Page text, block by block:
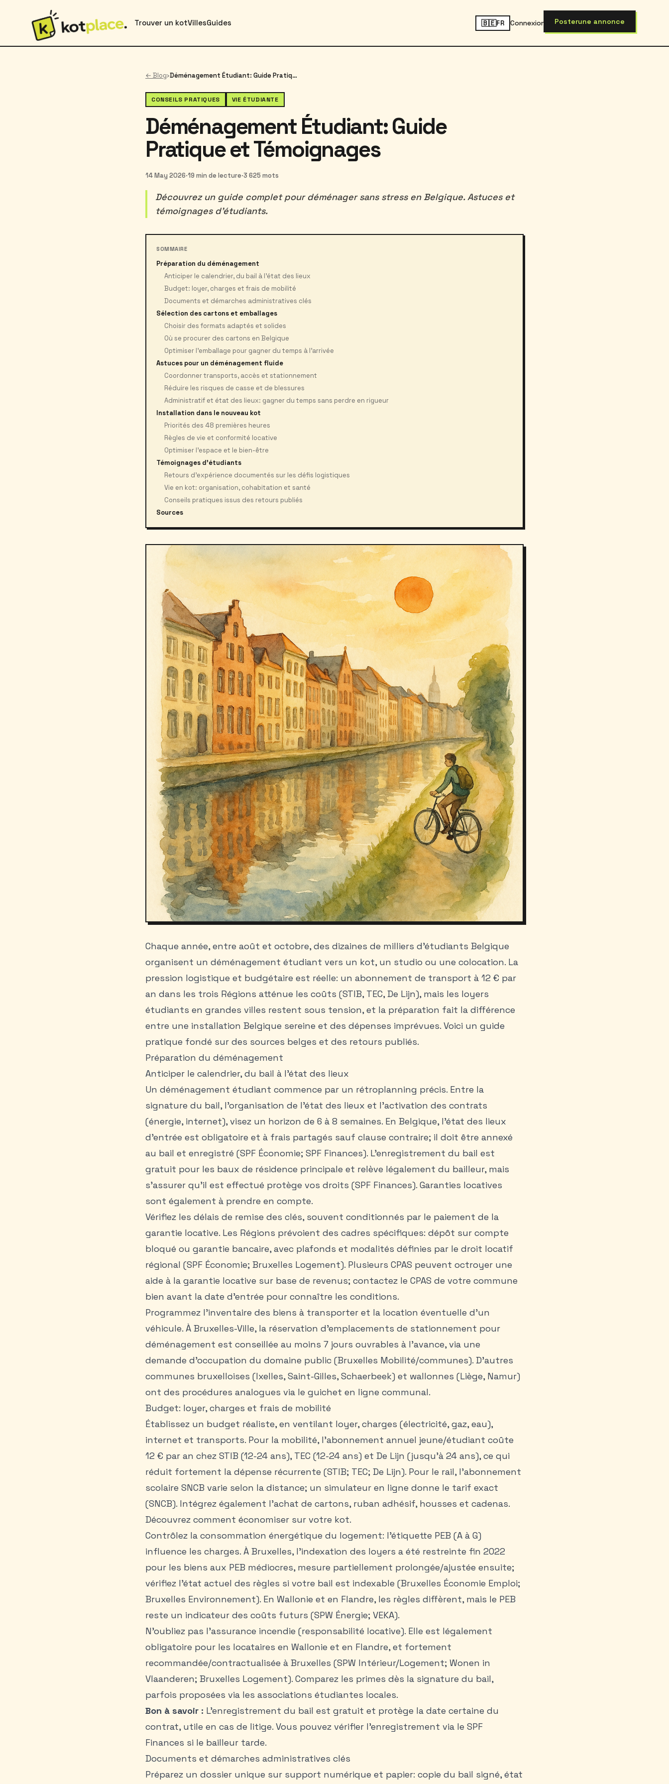
Trouver un kotVillesGuides 🇧🇪FR Connexion Posterune annonce
← Blog› Déménagement Étudiant: Guide Pratique et Témoignages
CONSEILS PRATIQUES VIE ÉTUDIANTE
Déménagement Étudiant: Guide
Pratique et Témoignages
14 May 2026·19 min de lecture·3 625 mots
Découvrez un guide complet pour déménager sans stress en Belgique. Astuces et
témoignages d'étudiants.
SOMMAIRE
Préparation du déménagement
Anticiper le calendrier, du bail à l’état des lieux
Budget: loyer, charges et frais de mobilité
Documents et démarches administratives clés
Sélection des cartons et emballages
Choisir des formats adaptés et solides
Où se procurer des cartons en Belgique
Optimiser l’emballage pour gagner du temps à l’arrivée
Astuces pour un déménagement fluide
Coordonner transports, accès et stationnement
Réduire les risques de casse et de blessures
Administratif et état des lieux: gagner du temps sans perdre en rigueur
Installation dans le nouveau kot
Priorités des 48 premières heures
Règles de vie et conformité locative
Optimiser l’espace et le bien-être
Témoignages d’étudiants
Retours d’expérience documentés sur les défis logistiques
Vie en kot: organisation, cohabitation et santé
Conseils pratiques issus des retours publiés
Sources
Chaque année, entre août et octobre, des dizaines de milliers d’étudiants Belgique
organisent un déménagement étudiant vers un kot, un studio ou une colocation. La
pression logistique et budgétaire est réelle: un abonnement de transport à 12 € par
an dans les trois Régions atténue les coûts (STIB, TEC, De Lijn), mais les loyers
étudiants en grandes villes restent sous tension, et la préparation fait la différence
entre une installation Belgique sereine et des dépenses imprévues. Voici un guide
pratique fondé sur des sources belges et des retours publiés.
Préparation du déménagement
Anticiper le calendrier, du bail à l’état des lieux
Un déménagement étudiant commence par un rétroplanning précis. Entre la
signature du bail, l’organisation de l’état des lieux et l’activation des contrats
(énergie, internet), visez un horizon de 6 à 8 semaines. En Belgique, l’état des lieux
d’entrée est obligatoire et à frais partagés sauf clause contraire; il doit être annexé
au bail et enregistré (SPF Économie; SPF Finances). L’enregistrement du bail est
gratuit pour les baux de résidence principale et relève légalement du bailleur, mais
s’assurer qu’il est effectué protège vos droits (SPF Finances). Garanties locatives
sont également à prendre en compte.
Vérifiez les délais de remise des clés, souvent conditionnés par le paiement de la
garantie locative. Les Régions prévoient des cadres spécifiques: dépôt sur compte
bloqué ou garantie bancaire, avec plafonds et modalités définies par le droit locatif
régional (SPF Économie; Bruxelles Logement). Plusieurs CPAS peuvent octroyer une
aide à la garantie locative sur base de revenus; contactez le CPAS de votre commune
bien avant la date d’entrée pour connaître les conditions.
Programmez l’inventaire des biens à transporter et la location éventuelle d’un
véhicule. À Bruxelles-Ville, la réservation d’emplacements de stationnement pour
déménagement est conseillée au moins 7 jours ouvrables à l’avance, via une
demande d’occupation du domaine public (Bruxelles Mobilité/communes). D’autres
communes bruxelloises (Ixelles, Saint-Gilles, Schaerbeek) et wallonnes (Liège, Namur)
ont des procédures analogues via le guichet en ligne communal.
Budget: loyer, charges et frais de mobilité
Établissez un budget réaliste, en ventilant loyer, charges (électricité, gaz, eau),
internet et transports. Pour la mobilité, l’abonnement annuel jeune/étudiant coûte
12 € par an chez STIB (12-24 ans), TEC (12-24 ans) et De Lijn (jusqu’à 24 ans), ce qui
réduit fortement la dépense récurrente (STIB; TEC; De Lijn). Pour le rail, l’abonnement
scolaire SNCB varie selon la distance; un simulateur en ligne donne le tarif exact
(SNCB). Intégrez également l’achat de cartons, ruban adhésif, housses et cadenas.
Découvrez comment économiser sur votre kot.
Contrôlez la consommation énergétique du logement: l’étiquette PEB (A à G)
influence les charges. À Bruxelles, l’indexation des loyers a été restreinte fin 2022
pour les biens aux PEB médiocres, mesure partiellement prolongée/ajustée ensuite;
vérifiez l’état actuel des règles si votre bail est indexable (Bruxelles Économie Emploi;
Bruxelles Environnement). En Wallonie et en Flandre, les règles diffèrent, mais le PEB
reste un indicateur des coûts futurs (SPW Énergie; VEKA).
N’oubliez pas l’assurance incendie (responsabilité locative). Elle est légalement
obligatoire pour les locataires en Wallonie et en Flandre, et fortement
recommandée/contractualisée à Bruxelles (SPW Intérieur/Logement; Wonen in
Vlaanderen; Bruxelles Logement). Comparez les primes dès la signature du bail,
parfois proposées via les associations étudiantes locales.
Bon à savoir : L’enregistrement du bail est gratuit et protège la date certaine du
contrat, utile en cas de litige. Vous pouvez vérifier l’enregistrement via le SPF
Finances si le bailleur tarde.
Documents et démarches administratives clés
Préparez un dossier unique sur support numérique et papier: copie du bail signé, état